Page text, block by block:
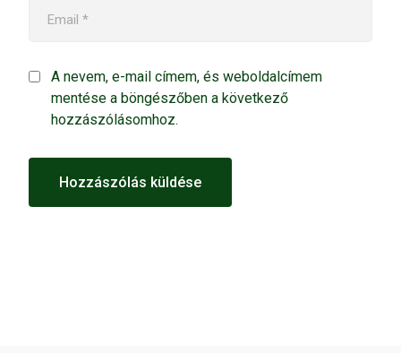
A nevem, e-mail címem, és weboldalcímem
mentése a böngészőben a következő
hozzászólásomhoz.